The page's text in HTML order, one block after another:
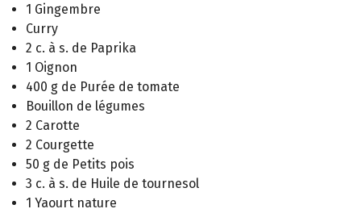
1 Gingembre
Curry
2 c. à s. de Paprika
1 Oignon
400 g de Purée de tomate
Bouillon de légumes
2 Carotte
2 Courgette
50 g de Petits pois
3 c. à s. de Huile de tournesol
1 Yaourt nature